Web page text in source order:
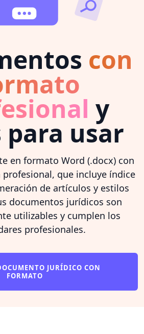
con
y
usar
en formato Word (.docx) con
que incluye índice
de artículos y estilos
documentos jurídicos son
utilizables y cumplen los
profesionales.
JURÍDICO CON
FORMATO